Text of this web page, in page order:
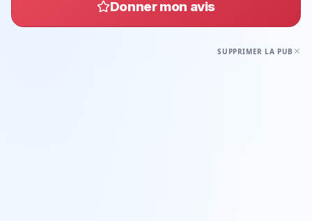
Donner mon avis
SUPPRIMER LA PUB